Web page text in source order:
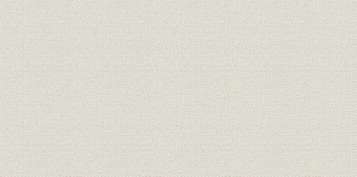
竣工した永楽ビル(昭和27年)
昭和26年の皇居前広場風景[毎日新聞社]
皇居前広場で凧上げをする子供たち(昭和28年)[『千代田区20周年
田』千代田区役所、昭和42年]
テナント招待会での余興『二十の扉』(昭和26年ごろ)
八重洲側より丸の内を望む(昭和30年ごろ)